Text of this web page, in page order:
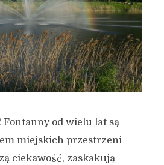
Fontanny od wielu lat są
miejskich przestrzeni
ciekawość, zaskakują